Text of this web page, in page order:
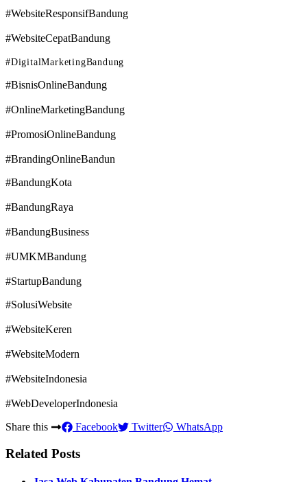
#WebsiteResponsifBandung
#WebsiteCepatBandung
#DigitalMarketingBandung
#BisnisOnlineBandung
#OnlineMarketingBandung
#PromosiOnlineBandung
#BrandingOnlineBandun
#BandungKota
#BandungRaya
#BandungBusiness
#UMKMBandung
#StartupBandung
#SolusiWebsite
#WebsiteKeren
#WebsiteModern
#WebsiteIndonesia
#WebDeveloperIndonesia
Share this
Facebook Twitter WhatsApp
Related Posts